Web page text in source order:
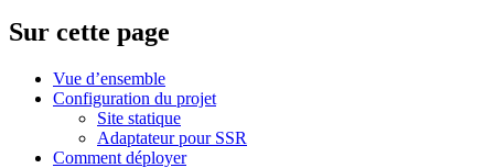
Sur cette page
Vue d’ensemble
Configuration du projet
Site statique
Adaptateur pour SSR
Comment déployer